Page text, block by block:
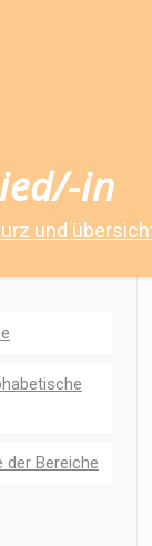
in
und
der Bereiche